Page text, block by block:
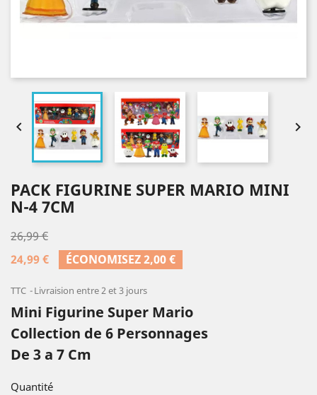
 
PACK FIGURINE SUPER MARIO MINI
N-4 7CM
26,99 €
24,99 €
ÉCONOMISEZ 2,00 €
TTC Livraision entre 2 et 3 jours
Mini Figurine Super Mario
Collection de 6 Personnages
De 3 a 7 Cm
Quantité